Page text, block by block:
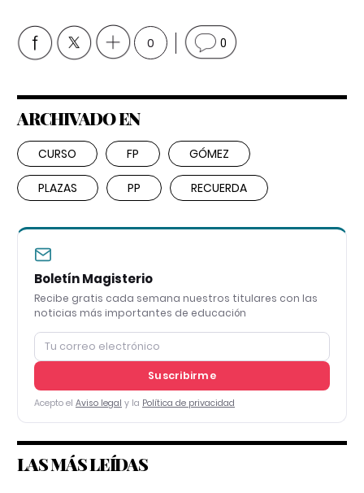
0 0
ARCHIVADO EN
CURSO FP GÓMEZ
PLAZAS PP RECUERDA
Boletín Magisterio
Recibe gratis cada semana nuestros titulares con las
noticias más importantes de educación
Suscribirme
Acepto el Aviso legal y la Política de privacidad
LAS MÁS LEÍDAS